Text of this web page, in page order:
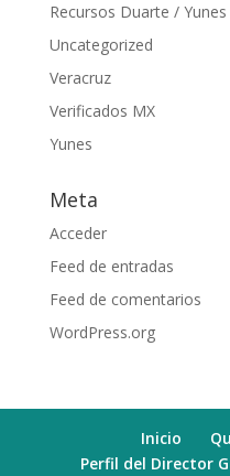
Recursos Duarte / Yunes
Uncategorized
Veracruz
Verificados MX
Yunes
Meta
Acceder
Feed de entradas
Feed de comentarios
WordPress.org
Inicio
Perfil del Director